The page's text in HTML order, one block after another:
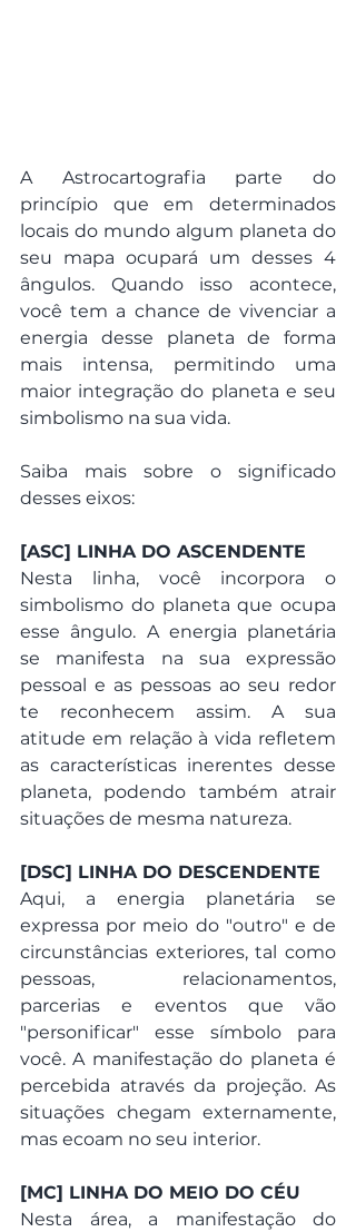
A Astrocartografia parte do
princípio que em determinados
locais do mundo algum planeta do
seu mapa ocupará um desses 4
ângulos. Quando isso acontece,
você tem a chance de vivenciar a
energia desse planeta de forma
mais intensa, permitindo uma
maior integração do planeta e seu
simbolismo na sua vida.
Saiba mais sobre o significado
desses eixos:
[ASC] LINHA DO ASCENDENTE
Nesta linha, você incorpora o
simbolismo do planeta que ocupa
esse ângulo. A energia planetária
se manifesta na sua expressão
pessoal e as pessoas ao seu redor
te reconhecem assim. A sua
atitude em relação à vida refletem
as características inerentes desse
planeta, podendo também atrair
situações de mesma natureza.
[DSC] LINHA DO DESCENDENTE
Aqui, a energia planetária se
expressa por meio do "outro" e de
circunstâncias exteriores, tal como
pessoas, relacionamentos,
parcerias e eventos que vão
"personificar" esse símbolo para
você. A manifestação do planeta é
percebida através da projeção. As
situações chegam externamente,
mas ecoam no seu interior.
[MC] LINHA DO MEIO DO CÉU
Nesta área, a manifestação do